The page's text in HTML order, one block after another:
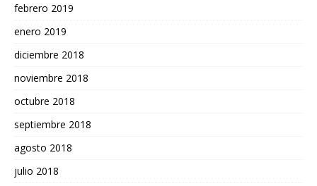
febrero 2019
enero 2019
diciembre 2018
noviembre 2018
octubre 2018
septiembre 2018
agosto 2018
julio 2018